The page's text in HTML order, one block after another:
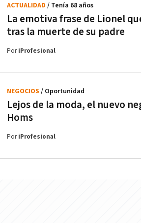
La emotiva frase de Lionel
tras la muerte de su padre
ACTUALIDAD / Tenía 68 años
PoriProfesional
Lejos de la moda, el nuevo
Homs
NEGOCIOS / Oportunidad
PoriProfesional